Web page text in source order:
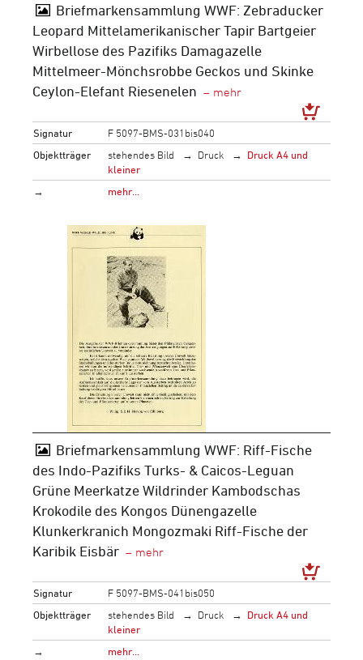
Briefmarkensammlung WWF: Zebraducker
Leopard Mittelamerikanischer Tapir Bartgeier
Wirbellose des Pazifiks Damagazelle
Mittelmeer-Mönchsrobbe Geckos und Skinke
Ceylon-Elefant Riesenelen
Signatur
F 5097-BMS-031bis040
Objektträger
stehendes Bild Druck
Druck A4 und
kleiner
→
mehr…
Briefmarkensammlung WWF: Riff-Fische
des Indo-Pazifiks Turks- & Caicos-Leguan
Grüne Meerkatze Wildrinder Kambodschas
Krokodile des Kongos Dünengazelle
Klunkerkranich Mongozmaki Riff-Fische der
Karibik Eisbär
Signatur
F 5097-BMS-041bis050
Objektträger
stehendes Bild Druck
Druck A4 und
kleiner
→
mehr…